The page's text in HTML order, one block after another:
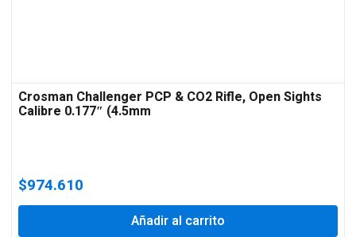
Crosman Challenger PCP & CO2 Rifle, Open Sights
Calibre 0.177″ (4.5mm
$974.610
Añadir al carrito